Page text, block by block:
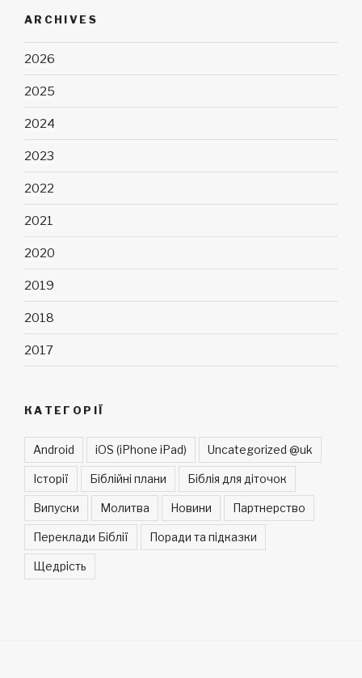
ARCHIVES
2026
2025
2024
2023
2022
2021
2020
2019
2018
2017
КАТЕГОРІЇ
Android iOS (iPhone iPad) Uncategorized @uk
Історії Біблійні плани Біблія для діточок
Випуски Молитва Новини Партнерство
Переклади Біблії Поради та підказки
Щедрість